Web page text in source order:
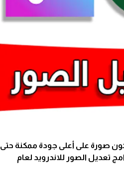
صورة على أعلى جودة ممكنة حتى
تعديل الصور للاندرويد لعام